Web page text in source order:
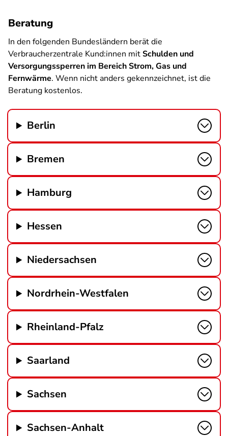
Beratung
In den folgenden Bundesländern berät die
Verbraucherzentrale Kund:innen mitSchulden und
Versorgungssperren im Bereich Strom, Gas und
Fernwärme. Wenn nicht anders gekennzeichnet, ist die
Beratung kostenlos.
Berlin
Bremen
Hamburg
Hessen
Niedersachsen
Nordrhein-Westfalen
Rheinland-Pfalz
Saarland
Sachsen
Sachsen-Anhalt